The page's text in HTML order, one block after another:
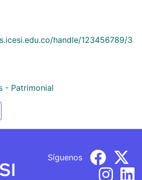
handle/123456789/3
- Patrimonial
Síguenos